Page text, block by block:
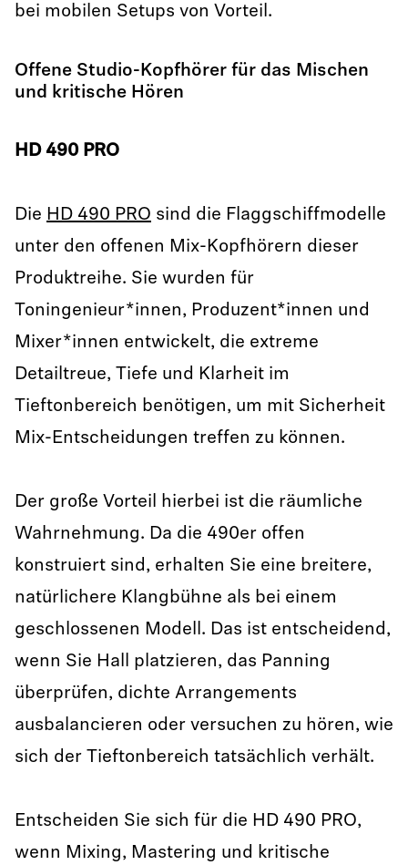
bei mobilen Setups von Vorteil.
Offene Studio-Kopfhörer für das Mischen
und kritische Hören
HD 490 PRO
Die HD 490 PRO sind die Flaggschiffmodelle
unter den offenen Mix-Kopfhörern dieser
Produktreihe. Sie wurden für
Toningenieur*innen, Produzent*innen und
Mixer*innen entwickelt, die extreme
Detailtreue, Tiefe und Klarheit im
Tieftonbereich benötigen, um mit Sicherheit
Mix-Entscheidungen treffen zu können.
Der große Vorteil hierbei ist die räumliche
Wahrnehmung. Da die 490er offen
konstruiert sind, erhalten Sie eine breitere,
natürlichere Klangbühne als bei einem
geschlossenen Modell. Das ist entscheidend,
wenn Sie Hall platzieren, das Panning
überprüfen, dichte Arrangements
ausbalancieren oder versuchen zu hören, wie
sich der Tieftonbereich tatsächlich verhält.
Entscheiden Sie sich für die HD 490 PRO,
wenn Mixing, Mastering und kritische